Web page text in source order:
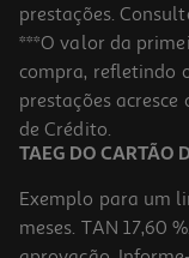
Champô Klorane
67.45 €/Lt
13,49 €
prestações.
***O valor da
compra, refletindo
prestações
de Crédito.
TAEG DO CARTÃO
Exemplo para um
meses. TAN 17,60